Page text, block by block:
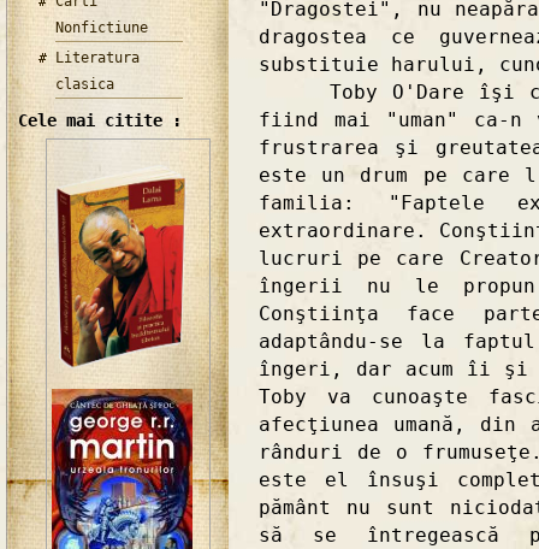
Nonfictiune
Literatura
clasica
Cele mai citite :
"Dragostei", nu
dragostea ce
substituie harului,
Toby O'Dare îşi
fiind mai "uman" ca-
frustrarea şi
este un drum pe
familia: "Faptele
extraordinare.
lucruri pe care
îngerii nu le
Conştiinţa face
adaptându-se la
îngeri, dar acum îi şi
Toby va cunoaşte
afecţiunea umană, din
rânduri de o
este el însuşi
pământ nu sunt
să se întregească